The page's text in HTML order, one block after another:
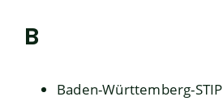
B
Baden-Württemberg-